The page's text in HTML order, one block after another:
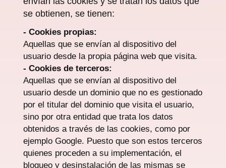
se obtienen, se tienen:
- Cookies propias:
Aquellas que se envían al dispositivo del
usuario desde la propia página web que visita.
- Cookies de terceros:
Aquellas que se envían al dispositivo del
usuario desde un dominio que no es gestionado
por el titular del dominio que visita el usuario,
sino por otra entidad que trata los datos
obtenidos a través de las cookies, como por
ejemplo Google. Puesto que son estos terceros
quienes proceden a su implementación, el
bloqueo y desinstalación de las mismas se